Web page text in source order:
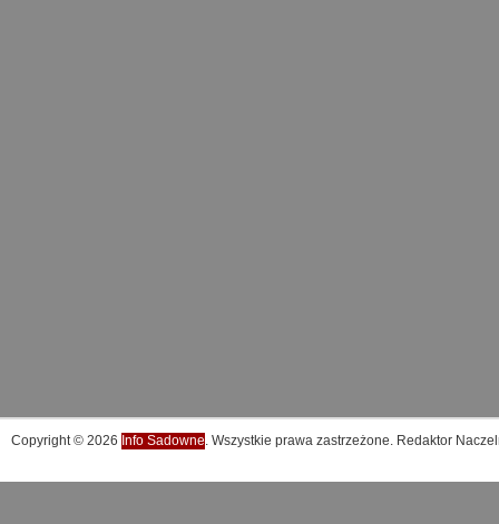
Copyright © 2026 Info Sadowne. Wszystkie prawa zastrzeżone. Redaktor